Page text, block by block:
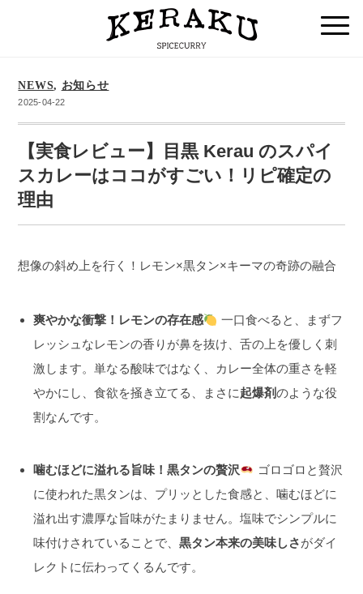
NEWS, お知らせ
2025-04-22
【実食レビュー】目黒 Kerau のスパイ
スカレーはココがすごい！リピ確定の
理由
想像の斜め上を行く！レモン×黒タン×キーマの奇跡の融合
爽やかな衝撃！レモンの存在感
一口食べると、まずフ
レッシュなレモンの香りが鼻を抜け、舌の上を優しく刺
激します。単なる酸味ではなく、カレー全体の重さを軽
やかにし、食欲を掻き立てる、まさに起爆剤のような役
割なんです。
噛むほどに溢れる旨味！黒タンの贅沢
ゴロゴロと贅沢
に使われた黒タンは、プリッとした食感と、噛むほどに
溢れ出す濃厚な旨味がたまりません。塩味でシンプルに
味付けされていることで、黒タン本来の美味しさがダイ
レクトに伝わってくるんです。